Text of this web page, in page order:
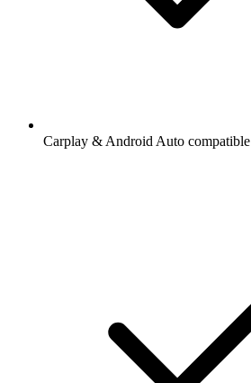
Carplay & Android Auto compatible